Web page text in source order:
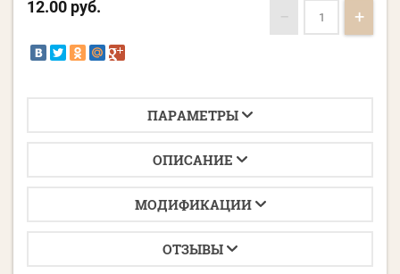
12.00 руб. − +
ПАРАМЕТРЫ
ОПИСАНИЕ
МОДИФИКАЦИИ
ОТЗЫВЫ